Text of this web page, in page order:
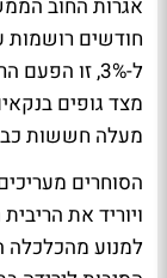
חודשים רושמות
ל-3%, זו
מצד גופים
מעלה חששות
הסוחרים
למנוע מהכלכלה